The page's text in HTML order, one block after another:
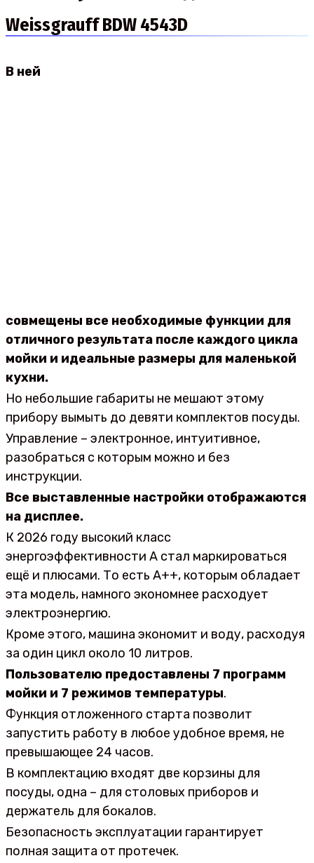
Weissgrauff BDW 4543D
В ней
совмещены все необходимые функции для
отличного результата после каждого цикла
мойки и идеальные размеры для маленькой
кухни.
Но небольшие габариты не мешают этому
прибору вымыть до девяти комплектов посуды.
Управление – электронное, интуитивное,
разобраться с которым можно и без
инструкции.
Все выставленные настройки отображаются
на дисплее.
К 2026 году высокий класс
энергоэффективности А стал маркироваться
ещё и плюсами. То есть А++, которым обладает
эта модель, намного экономнее расходует
электроэнергию.
Кроме этого, машина экономит и воду, расходуя
за один цикл около 10 литров.
Пользователю предоставлены 7 программ
мойки и 7 режимов температуры.
Функция отложенного старта позволит
запустить работу в любое удобное время, не
превышающее 24 часов.
В комплектацию входят две корзины для
посуды, одна – для столовых приборов и
держатель для бокалов.
Безопасность эксплуатации гарантирует
полная защита от протечек.